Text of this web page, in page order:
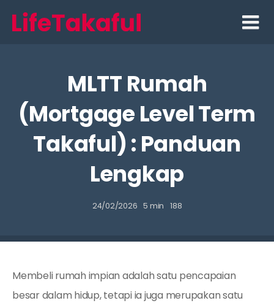
MLTT Rumah
(Mortgage Level Term
Takaful) : Panduan
Lengkap
24/02/2026 5 min 188
Membeli rumah impian adalah satu pencapaian
besar dalam hidup, tetapi ia juga merupakan satu